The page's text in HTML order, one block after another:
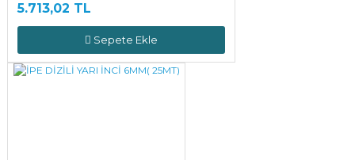
5.713,02 TL
Sepete Ekle